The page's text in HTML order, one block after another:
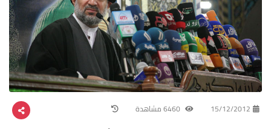
15/12/2012